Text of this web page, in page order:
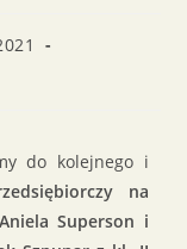
do kolejnego i
na
Aniela Superson i